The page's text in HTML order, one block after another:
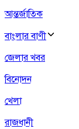
আন্তর্জাতিক
বাংলার বাণী
জেলার খবর
বিনোদন
খেলা
রাজধানী